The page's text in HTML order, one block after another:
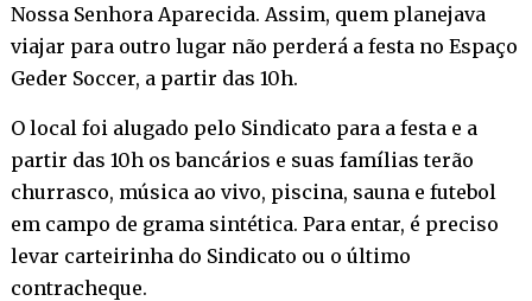
Nossa Senhora Aparecida. Assim, quem planejava
viajar para outro lugar não perderá a festa no Espaço
Geder Soccer, a partir das 10h.
O local foi alugado pelo Sindicato para a festa e a
partir das 10h os bancários e suas famílias terão
churrasco, música ao vivo, piscina, sauna e futebol
em campo de grama sintética. Para entar, é preciso
levar carteirinha do Sindicato ou o último
contracheque.